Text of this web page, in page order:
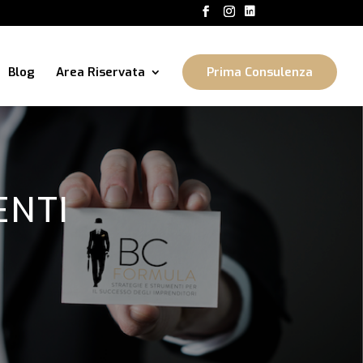
Blog Area Riservata Prima Consulenza